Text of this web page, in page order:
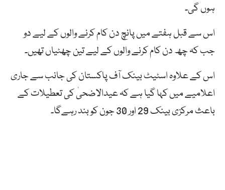
ہوں گی۔
اس سے قبل ہفتے میں پانچ دن کام کرنے والوں کے لیے دو
جب کہ چھ دن کام کرنے والوں کے لیے تین چھٹیاں تھیں۔
اس کے علاوہ اسٹیٹ بینک آف پاکستان کی جانب سے جاری
اعلامیے میں کہا گیا ہے کہ عیدالاضحیٰ کی تعطیلات کے
باعث مرکزی بینک 29 اور 30 جون کو بند رہےگا۔